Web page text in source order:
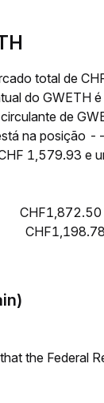
total de
do GWETH
de
na posição
1,579.93 e
the Federal